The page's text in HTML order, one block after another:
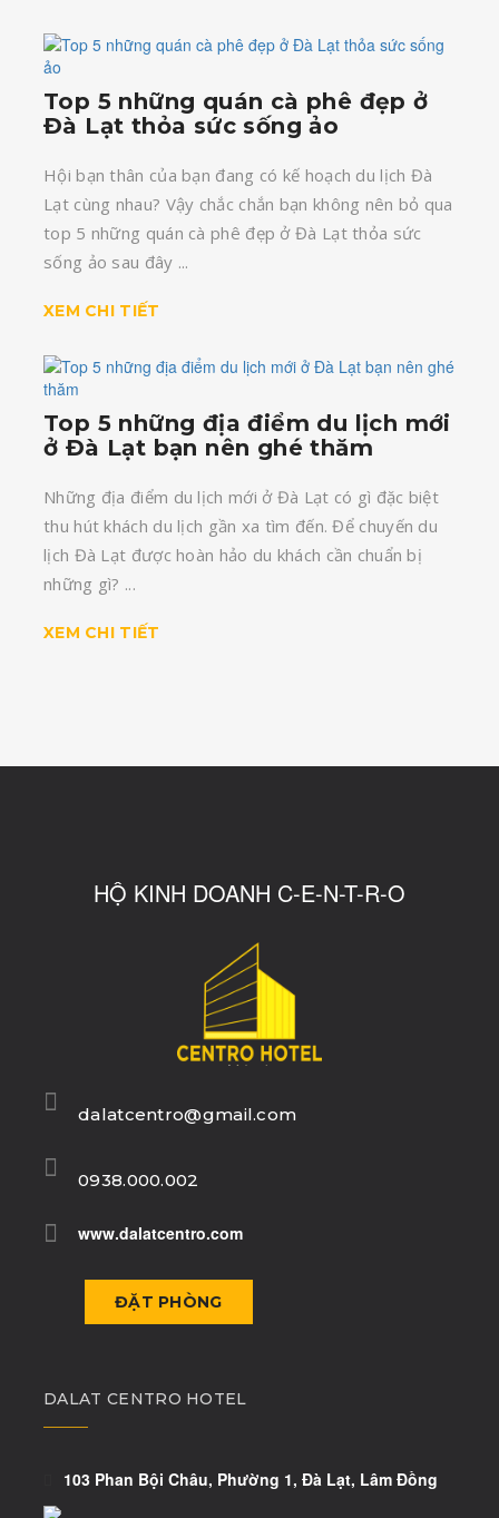
Top 5 những quán cà phê đẹp ở
Đà Lạt thỏa sức sống ảo
Hội bạn thân của bạn đang có kế hoạch du lịch Đà
Lạt cùng nhau? Vậy chắc chắn bạn không nên bỏ qua
top 5 những quán cà phê đẹp ở Đà Lạt thỏa sức
sống ảo sau đây ...
XEM CHI TIẾT
Top 5 những địa điểm du lịch mới
ở Đà Lạt bạn nên ghé thăm
Những địa điểm du lịch mới ở Đà Lạt có gì đặc biệt
thu hút khách du lịch gần xa tìm đến. Để chuyến du
lịch Đà Lạt được hoàn hảo du khách cần chuẩn bị
những gì? ...
XEM CHI TIẾT
HỘ KINH DOANH C-E-N-T-R-O
dalatcentro@gmail.com
0938.000.002
www.dalatcentro.com
ĐẶT PHÒNG
DALAT CENTRO HOTEL
103 Phan Bội Châu, Phường 1, Đà Lạt, Lâm Đồng